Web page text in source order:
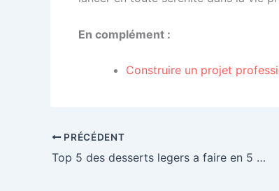
En complément :
Construire un projet
PRÉCÉDENT
Top 5 des desserts legers a faire en 5 minutes